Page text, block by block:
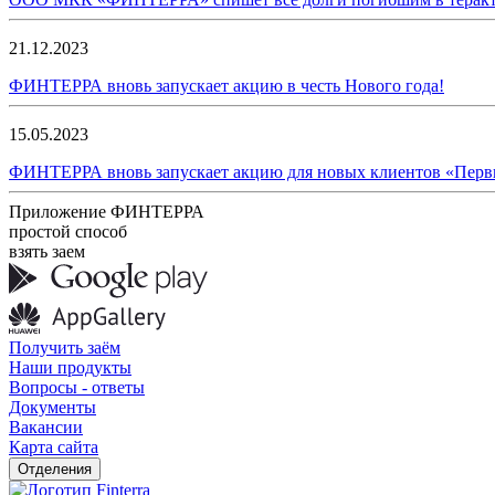
21.12.2023
ФИНТЕРРА вновь запускает акцию в честь Нового года!
15.05.2023
ФИНТЕРРА вновь запускает акцию для новых клиентов
Приложение ФИНТЕРРА
простой способ
взять заем
Получить заём
Наши продукты
Вопросы - ответы
Документы
Вакансии
Карта сайта
Отделения